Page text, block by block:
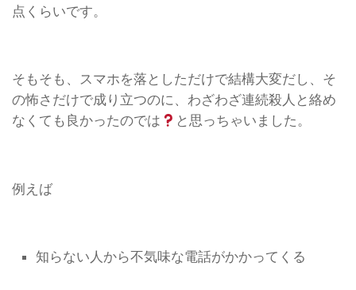
点くらいです。
そもそも、スマホを落としただけで結構大変だし、そ
の怖さだけで成り立つのに、わざわざ連続殺人と絡め
なくても良かったのでは
と思っちゃいました。
例えば
知らない人から不気味な電話がかかってくる